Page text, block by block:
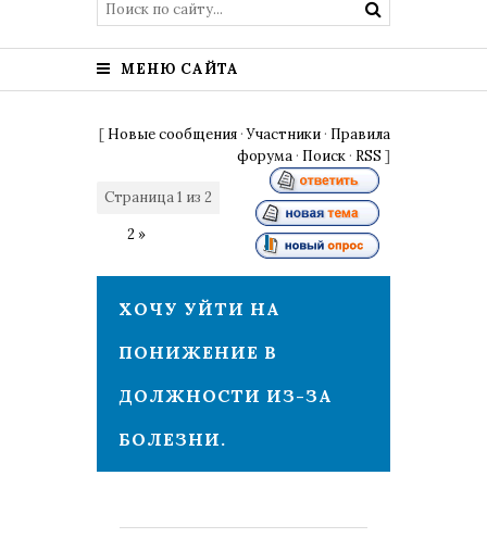
МЕНЮ САЙТА
[ Новые сообщения ·Участники · Правила
форума · Поиск · RSS ]
Страница1 из 2
2 »
ХОЧУ УЙТИ НА
ПОНИЖЕНИЕ В
ДОЛЖНОСТИ ИЗ-ЗА
БОЛЕЗНИ.